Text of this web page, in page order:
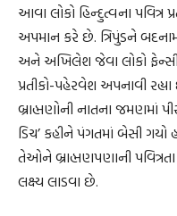
આવા લોકો હિન્દુત્વના
અપમાન કરે છે. ત્રિપુંડને
અને અખિલેશ જેવા લોકો ફેન્સી
પ્રતીકો-પહેરવેશ અપનાવી
બ્રાહ્મણોની નાતના જમણમાં
ડિચ’ કહીને પંગતમાં બેસી ગયો
તેઓને બ્રાહ્મણપણાની
લક્ષ્ય લાડવા છે.